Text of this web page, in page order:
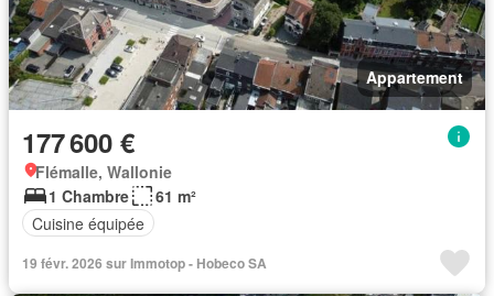
Appartement
177 600 €
Flémalle, Wallonie
1 Chambre
61 m²
Cuisine équipée
19 févr. 2026 sur Immotop - Hobeco SA